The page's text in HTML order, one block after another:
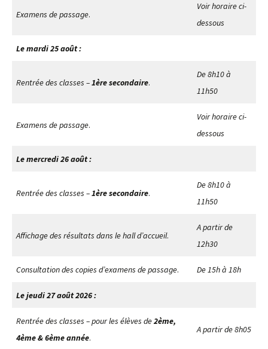
Examens de passage.
Voir horaire ci-
dessous
Le mardi 25 août :
Rentrée des classes –1ère secondaire.
De 8h10 à
11h50
Examens de passage.
Voir horaire ci-
dessous
Le mercredi 26 août :
Rentrée des classes –1ère secondaire.
De 8h10 à
11h50
Affichage des résultats dans le hall d’accueil.
A partir de
12h30
Consultation des copies d’examens de passage. De 15h à 18h
Le jeudi 27 août 2026 :
Rentrée des classes – pour les élèves de2ème,
4ème & 6ème année.
A partir de 8h05